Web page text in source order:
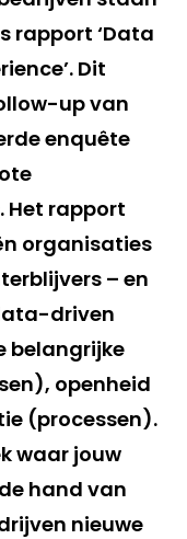
rapport ‘Data
Dit
up van
enquête
rapport
organisaties
– en
driven
belangrijke
openheid
(processen).
waar jouw
hand van
nieuwe